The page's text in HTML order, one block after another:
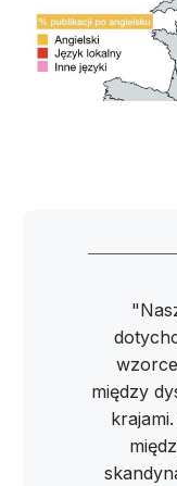
między